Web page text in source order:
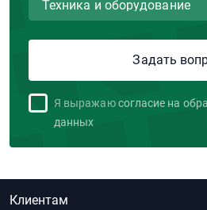
Я выражаю согласие на
данных
Клиентам